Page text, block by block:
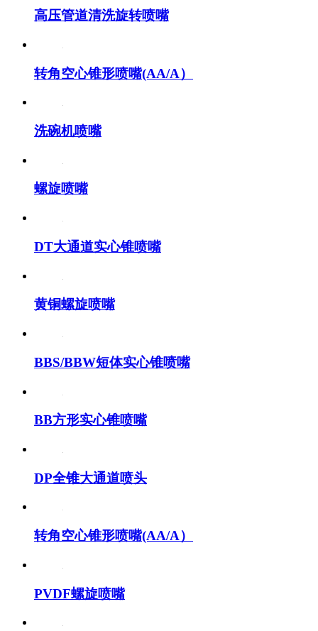
高压管道清洗旋转喷嘴
转角空心锥形喷嘴(AA/A）
洗碗机喷嘴
螺旋喷嘴
DT大通道实心锥喷嘴
黄铜螺旋喷嘴
BBS/BBW短体实心锥喷嘴
BB方形实心锥喷嘴
DP全锥大通道喷头
转角空心锥形喷嘴(AA/A）
PVDF螺旋喷嘴